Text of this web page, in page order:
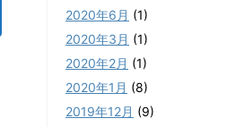
2020年6月 (1)
2020年3月 (1)
2020年2月 (1)
2020年1月 (8)
2019年12月 (9)